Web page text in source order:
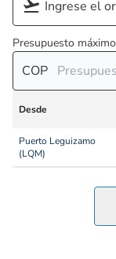
Presupuesto máximo
COP
Desde
Puerto Leguizamo
(LQM)